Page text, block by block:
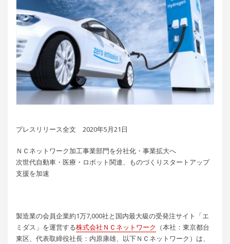
プレスリリース全文 2020年5月21日
ＮＣネットワーク加工事業部門を分社化・事業拡大へ
次世代自動車・医療・ロボット関連、ものづくりスタートアップ
支援を加速
製造業の会員企業約1万7,000社と国内最大級の受発注サイト「エ
ミダス」を運営する株式会社ＮＣネットワーク （本社：東京都台
東区、代表取締役社長：内原康雄、以下ＮＣネットワーク）は、